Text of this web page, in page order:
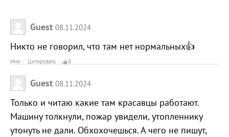
Guest 08.11.2024
Никто не говорил, что там нет нормальных👍
Имя Цитировать 0
Guest 08.11.2024
Только и читаю какие там красавцы работают.
Машину толкнули, пожар увидели, утопленнику
утонуть не дали. Обхохочешься. А чего не пишут,